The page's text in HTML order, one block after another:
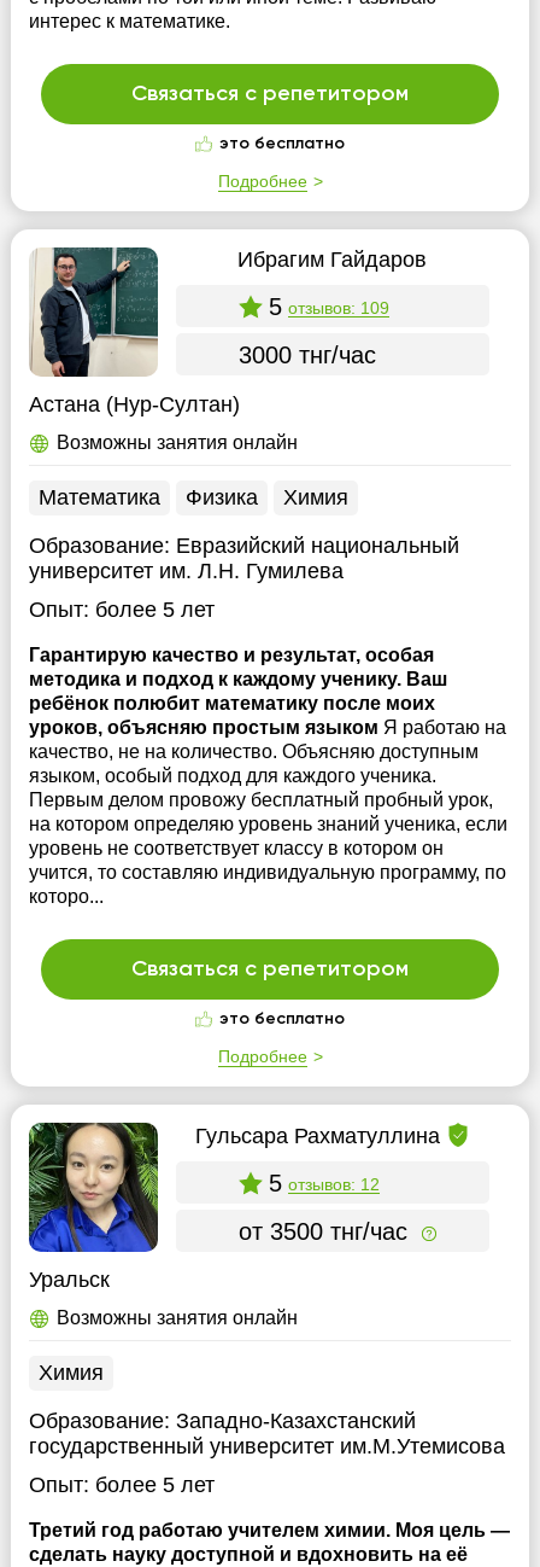
интерес к математике.
Связаться с репетитором
это бесплатно
Подробнее
Ибрагим Гайдаров
5 отзывов: 109
3000 тнг/час
Астана (Нур-Султан)
Возможны занятия онлайн
Математика Физика
Химия
Образование: Евразийский национальный
университет им. Л.Н. Гумилева
Опыт: более 5 лет
Гарантирую качество и результат, особая
методика и подход к каждому ученику. Ваш
ребёнок полюбит математику после моих
уроков, объясняю простым языком Я работаю на
качество, не на количество. Объясняю доступным
языком, особый подход для каждого ученика.
Первым делом провожу бесплатный пробный урок,
на котором определяю уровень знаний ученика, если
уровень не соответствует классу в котором он
учится, то составляю индивидуальную программу, по
которо...
Связаться с репетитором
это бесплатно
Подробнее
Гульсара Рахматуллина
5 отзывов: 12
от 3500 тнг/час
Уральск
Возможны занятия онлайн
Химия
Образование: Западно-Казахстанский
государственный университет им.М.Утемисова
Опыт: более 5 лет
Третий год работаю учителем химии. Моя цель —
сделать науку доступной и вдохновить на её